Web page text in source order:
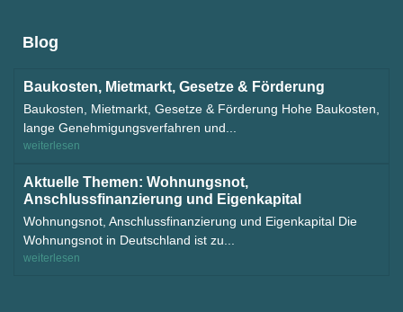
Blog
Baukosten, Mietmarkt, Gesetze & Förderung
Baukosten, Mietmarkt, Gesetze & Förderung Hohe Baukosten,
lange Genehmigungsverfahren und...
weiterlesen
Aktuelle Themen: Wohnungsnot,
Anschlussfinanzierung und Eigenkapital
Wohnungsnot, Anschlussfinanzierung und Eigenkapital Die
Wohnungsnot in Deutschland ist zu...
weiterlesen